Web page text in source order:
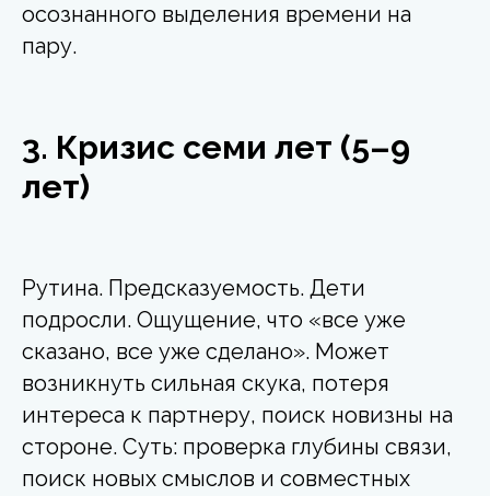
осознанного выделения времени на
пару.
3. Кризис семи лет (5–9
лет)
Рутина. Предсказуемость. Дети
подросли. Ощущение, что «все уже
сказано, все уже сделано». Может
возникнуть сильная скука, потеря
интереса к партнеру, поиск новизны на
стороне. Суть: проверка глубины связи,
поиск новых смыслов и совместных